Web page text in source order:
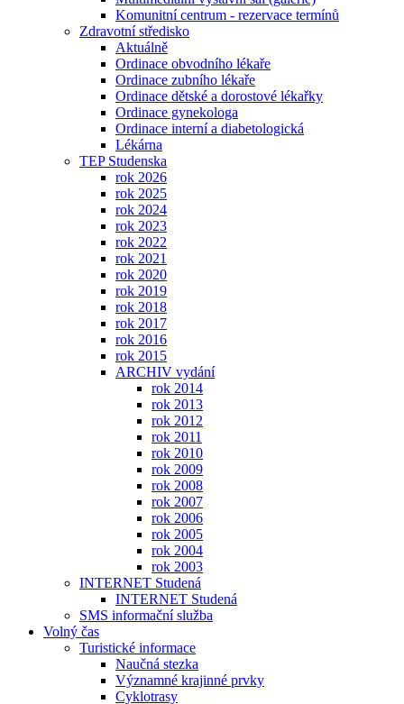
Komunitní centrum - rezervace termínů
Zdravotní středisko
Aktuálně
Ordinace obvodního lékaře
Ordinace zubního lékaře
Ordinace dětské a dorostové lékařky
Ordinace gynekologa
Ordinace interní a diabetologická
Lékárna
TEP Studenska
rok 2026
rok 2025
rok 2024
rok 2023
rok 2022
rok 2021
rok 2020
rok 2019
rok 2018
rok 2017
rok 2016
rok 2015
ARCHIV vydání
rok 2014
rok 2013
rok 2012
rok 2011
rok 2010
rok 2009
rok 2008
rok 2007
rok 2006
rok 2005
rok 2004
rok 2003
INTERNET Studená
INTERNET Studená
SMS informační služba
Volný čas
Turistické informace
Naučná stezka
Významné krajinné prvky
Cyklotrasy